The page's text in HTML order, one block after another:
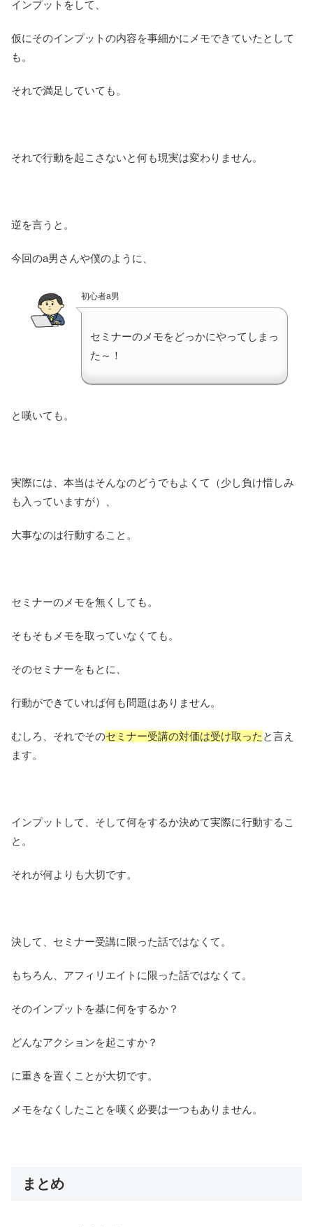
インプットをして、
仮にそのインプットの内容を事細かにメモできていたとして
も。
それで満足していても。
それで行動を起こさないと何も現実は変わりません。
逆を言うと。
今回のa男さんや僕のように、
初心者a男
セミナーのメモをどっかにやってしまっ
た～！
と嘆いても。
実際には、本当はそんなのどうでもよくて（少し負け惜しみ
も入っていますが）、
大事なのは行動すること。
セミナーのメモを無くしても。
そもそもメモを取っていなくても。
そのセミナーをもとに、
行動ができていれば何も問題はありません。
むしろ、それでそのセミナー受講の対価は受け取った と言え
ます。
インプットして、そして何をするか決めて実際に行動するこ
と。
それが何よりも大切です。
決して、セミナー受講に限った話ではなくて。
もちろん、アフィリエイトに限った話ではなくて。
そのインプットを基に何をするか？
どんなアクションを起こすか？
に重きを置くことが大切です。
メモをなくしたことを嘆く必要は一つもありません。
まとめ